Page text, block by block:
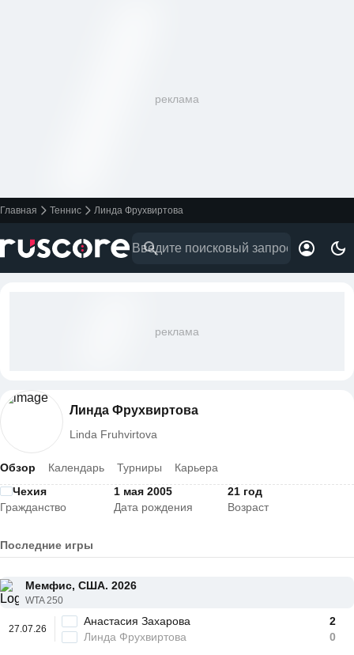
реклама
Главная Теннис Линда Фрухвиртова
реклама
Линда Фрухвиртова
Linda Fruhvirtova
Обзор Календарь Турниры
Карьера
Чехия
Гражданство
1 мая 2005
Дата рождения
21 год
Возраст
Последние игры
Мемфис, США. 2026
WTA 250
27.07.26
Анастасия Захарова
Линда Фрухвиртова
2
0